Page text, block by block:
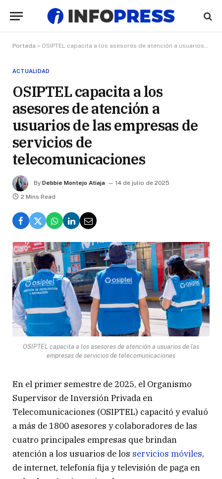
Portada » OSIPTEL capacita a los asesores de atención a usuarios de las empresas de servicios de telecomunicaciones
ACTUALIDAD
OSIPTEL capacita a los
asesores de atención a
usuarios de las empresas de
servicios de
telecomunicaciones
By Debbie Montejo Atiaja
14 de julio de 2025
2 Mins Read
OSIPTEL capacita a los asesores de atención a usuarios de las
empresas de servicios de telecomunicaciones
En el primer semestre de 2025, el Organismo
Supervisor de Inversión Privada en
Telecomunicaciones (OSIPTEL) capacitó y evaluó
a más de 1800 asesores y colaboradores de las
cuatro principales empresas que brindan
atención a los usuarios de los servicios móviles,
de internet, telefonía fija y televisión de paga en